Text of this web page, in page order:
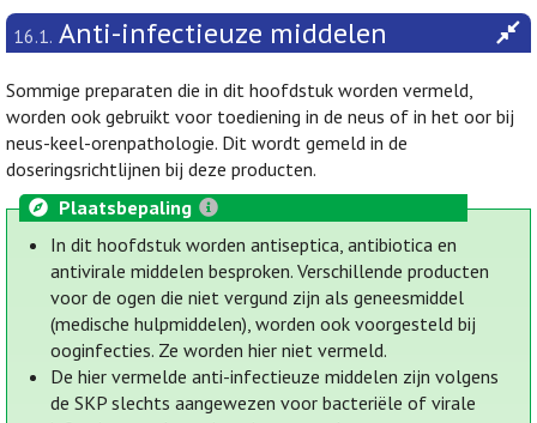
16.1. Anti-infectieuze middelen
Sommige preparaten die in dit hoofdstuk worden vermeld,
worden ook gebruikt voor toediening in de neus of in het oor bij
neus-keel-orenpathologie. Dit wordt gemeld in de
doseringsrichtlijnen bij deze producten.
Plaatsbepaling
In dit hoofdstuk worden antiseptica, antibiotica en
antivirale middelen besproken. Verschillende producten
voor de ogen die niet vergund zijn als geneesmiddel
(medische hulpmiddelen), worden ook voorgesteld bij
ooginfecties. Ze worden hier niet vermeld.
De hier vermelde anti-infectieuze middelen zijn volgens
de SKP slechts aangewezen voor bacteriële of virale